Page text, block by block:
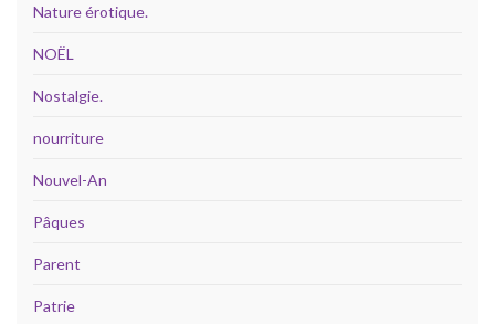
Nature érotique.
NOËL
Nostalgie.
nourriture
Nouvel-An
Pâques
Parent
Patrie